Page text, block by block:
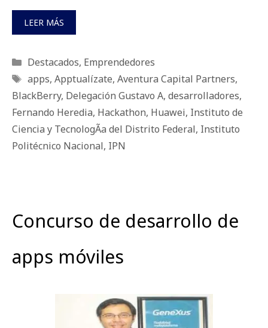
LEER MÁS
Categorías
Destacados, Emprendedores
Etiquetas
apps, Apptualízate, Aventura Capital Partners,
BlackBerry, Delegación Gustavo A, desarrolladores,
Fernando Heredia, Hackathon, Huawei, Instituto de
Ciencia y TecnologÃ­a del Distrito Federal, Instituto
Politécnico Nacional, IPN
Concurso de desarrollo de
apps móviles